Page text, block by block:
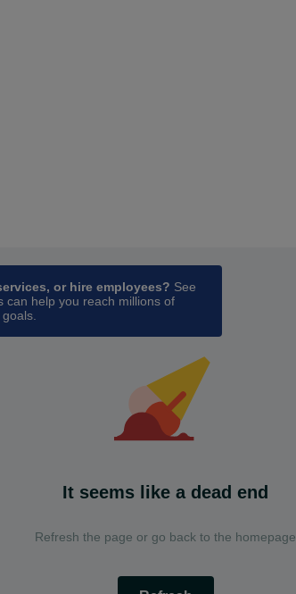
or hire employees? See
can help you reach millions of
It seems like a dead end
Refresh the page or go back to the homepage